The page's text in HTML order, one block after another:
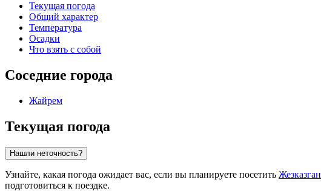
Текущая погода
Общий характер
Температура
Осадки
Что взять с собой
Соседние города
Жайрем
Текущая погода
Нашли неточность?
Узнайте, какая погода ожидает вас, если вы планируете посетить Жезказган
подготовиться к поездке.